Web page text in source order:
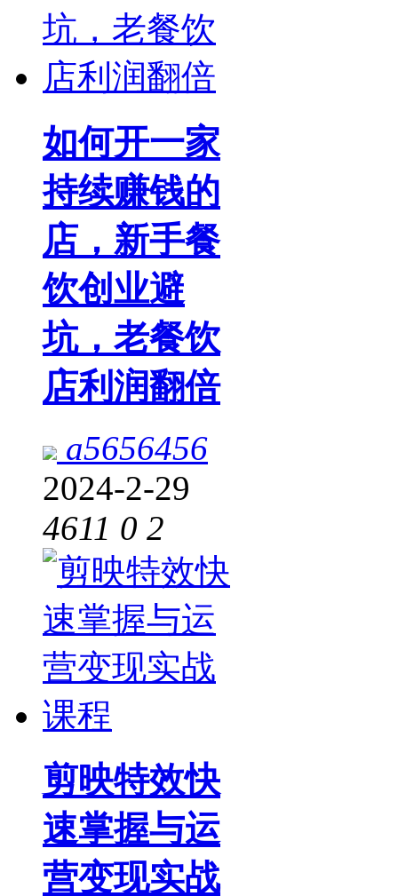
如何开一家
持续赚钱的
店，新手餐
饮创业避
坑，老餐饮
店利润翻倍
a5656456
2024-2-29
4611 0 2
剪映特效快
速掌握与运
营变现实战